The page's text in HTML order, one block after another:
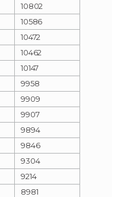
10802
10586
10472
10462
10147
9958
9909
9907
9894
9846
9304
9214
8981